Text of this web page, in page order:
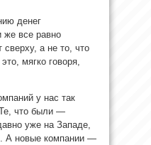
денег
же все равно
а не то, что
мягко говоря,
у нас так
что были —
уже на Западе,
А новые компании —